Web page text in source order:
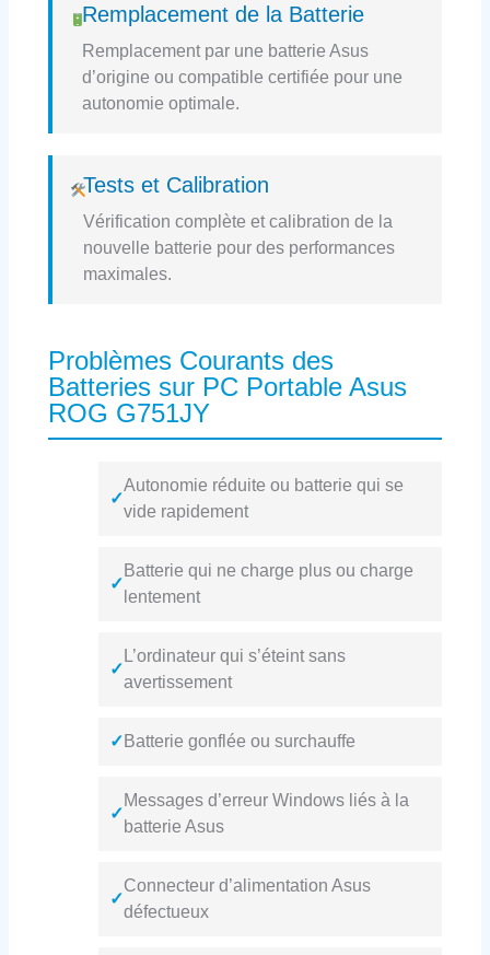
Remplacement de la Batterie
Remplacement par une batterie Asus
d’origine ou compatible certifiée pour une
autonomie optimale.
Tests et Calibration
Vérification complète et calibration de la
nouvelle batterie pour des performances
maximales.
Problèmes Courants des
Batteries sur PC Portable Asus
ROG G751JY
✓
Autonomie réduite ou batterie qui se
vide rapidement
✓
Batterie qui ne charge plus ou charge
lentement
✓
L’ordinateur qui s’éteint sans
avertissement
✓ Batterie gonflée ou surchauffe
✓
Messages d’erreur Windows liés à la
batterie Asus
✓
Connecteur d’alimentation Asus
défectueux